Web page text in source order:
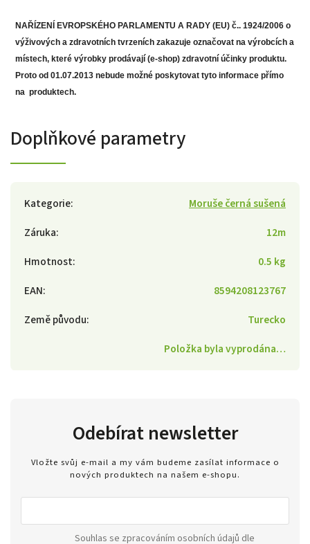
NAŘÍZENÍ EVROPSKÉHO PARLAMENTU A RADY (EU) č.. 1924/2006 o
výživových a zdravotních tvrzeních zakazuje označovat na výrobcích a
místech, které výrobky prodávají (e-shop) zdravotní účinky produktu.
Proto od 01.07.2013 nebude možné poskytovat tyto informace přímo
na produktech.
Doplňkové parametry
Kategorie:
Moruše černá sušená
Záruka:
12m
Hmotnost:
0.5 kg
EAN:
8594208123767
Země původu:
Turecko
Položka byla vyprodána…
Odebírat newsletter
Vložte svůj e-mail a my vám budeme zasílat informace o
nových produktech na našem e-shopu.